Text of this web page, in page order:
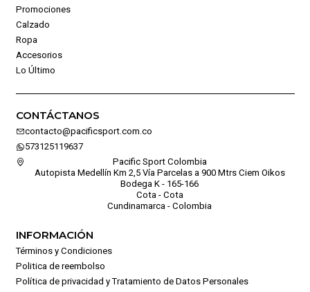
Promociones
Calzado
Ropa
Accesorios
Lo Último
CONTÁCTANOS
contacto@pacificsport.com.co
573125119637
Pacific Sport Colombia
Autopista Medellín Km 2,5 Vía Parcelas a 900 Mtrs Ciem Oikos
Bodega K - 165-166
Cota - Cota
Cundinamarca - Colombia
INFORMACIÓN
Términos y Condiciones
Politica de reembolso
Política de privacidad y Tratamiento de Datos Personales